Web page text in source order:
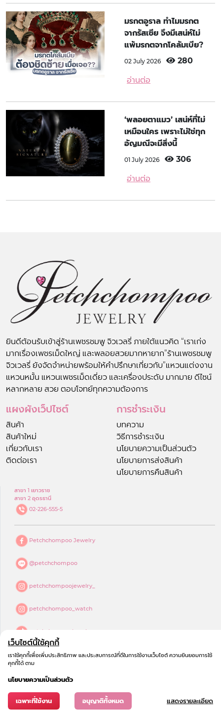
มรกตอูราล ทำไมมรกต
จากรัสเซีย จึงมีเสน่ห์ไม่
แพ้มรกตจากโคลัมเบีย?
02 July 2026 280
อ่านต่อ
‘พลอยตาแมว’ เสน่ห์ที่ไม่
เหมือนใคร เพราะไม่ใช่ทุก
อัญมณีจะมีสิ่งนี้
01 July 2026 306
อ่านต่อ
ยินดีต้อนรับเข้าสู่ร้านเพชรชมพู จิวเวลรี่ ภายใต้แนวคิด “เราเก่ง
มากเรื่องเพชรเม็ดใหญ่ และพลอยสวยมากหายาก”ร้านเพชรชมพู
จิวเวลรี่ ยังจัดจำหน่ายพร้อมให้คำปรึกษาเกี่ยวกับ”แหวนแต่งงาน
แหวนหมั้น แหวนเพชรเม็ดเดี่ยว และเครื่องประดับ มากมาย ดีไซน์
หลากหลาย สวย ตอบโจทย์ทุกความต้องการ
แผงผังเว็ปไซต์
สินค้า
สินค้าใหม่
เกี่ยวกับเรา
ติดต่อเรา
การชำระเงิน
บทความ
วิธีการชำระเงิน
นโยบายความเป็นส่วนตัว
นโยบายการส่งสินค้า
นโยบายการคืนสินค้า
สาขา 1 เยาวราช
สาขา 2 อุดรธานี
02-226-555-5
Petchchompoo Jewelry
@petchchompoo
petchchompoojewelry_
petchchompoo_watch
petchchompoojewelry
petchchompoo jewelry
เว็บไซต์นี้ใช้คุกกี้
เราใช้คุกกี้เพื่อเพิ่มประสิทธิภาพ และประสบการณ์ที่ดีในการใช้งานเว็บไซต์ ความยินยอมการใช้
คุกกี้ได้ ตาม
นโยบายความเป็นส่วนตัว
เฉพาะที่ใช้งาน อนุญาติทั้งหมด แสดงรายละเอียด